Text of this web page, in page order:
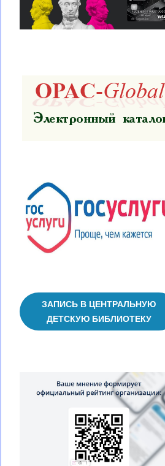
ЗАПИСЬ В ЦЕНТРАЛЬНУЮ
ДЕТСКУЮ БИБЛИОТЕКУ